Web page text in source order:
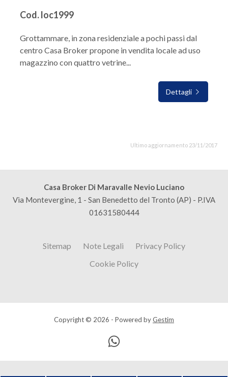
Cod. loc1999
Grottammare, in zona residenziale a pochi passi dal
centro Casa Broker propone in vendita locale ad uso
magazzino con quattro vetrine...
Dettagli
Ultimo aggiornamento 23/11/2017
Casa Broker Di Maravalle Nevio Luciano
Via Montevergine, 1 - San Benedetto del Tronto (AP) - P.IVA
01631580444
Sitemap Note Legali
Privacy Policy
Cookie Policy
Copyright © 2026 - Powered byGestim